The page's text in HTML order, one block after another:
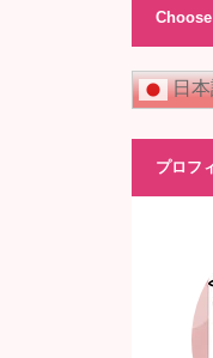
日本
プロフ